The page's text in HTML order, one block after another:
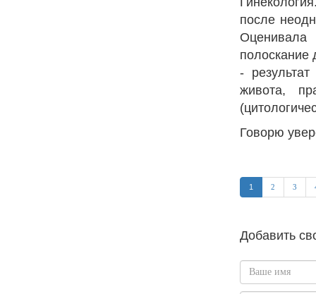
после
полоскание
-
живота,
Говорю
1 2 3
Добавить